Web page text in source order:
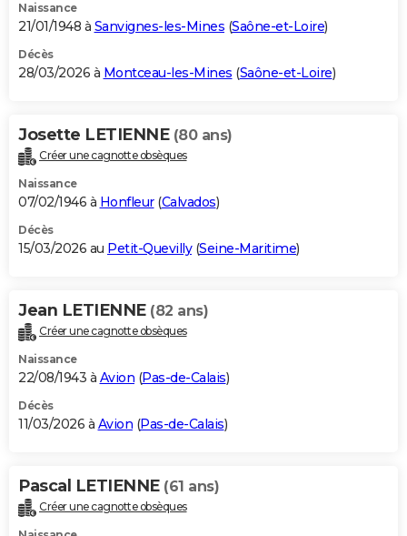
Naissance
21/01/1948 à Sanvignes-les-Mines (Saône-et-Loire)
Décès
28/03/2026 à Montceau-les-Mines (Saône-et-Loire)
Josette LETIENNE (80 ans)
Créer une cagnotte obsèques
Naissance
07/02/1946 à Honfleur(Calvados)
Décès
15/03/2026 au Petit-Quevilly(Seine-Maritime)
Jean LETIENNE (82 ans)
Créer une cagnotte obsèques
Naissance
22/08/1943 à Avion (Pas-de-Calais)
Décès
11/03/2026 à Avion (Pas-de-Calais)
Pascal LETIENNE (61 ans)
Créer une cagnotte obsèques